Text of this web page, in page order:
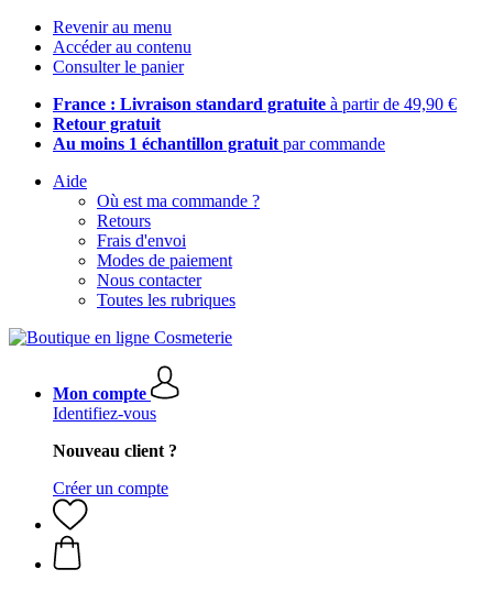
Revenir au menu
Accéder au contenu
Consulter le panier
France : Livraison standard gratuite à partir de 49,90 €
Retour gratuit
Au moins 1 échantillon gratuit par commande
Aide
Où est ma commande ?
Retours
Frais d'envoi
Modes de paiement
Nous contacter
Toutes les rubriques
Mon compte
Identifiez-vous
Nouveau client ?
Créer un compte